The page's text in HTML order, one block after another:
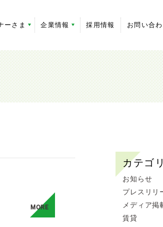
ーさま 企業情報 採用情報 お問い合
MORE
カテゴ
お知らせ
プレスリリ
メディア掲
賃貸